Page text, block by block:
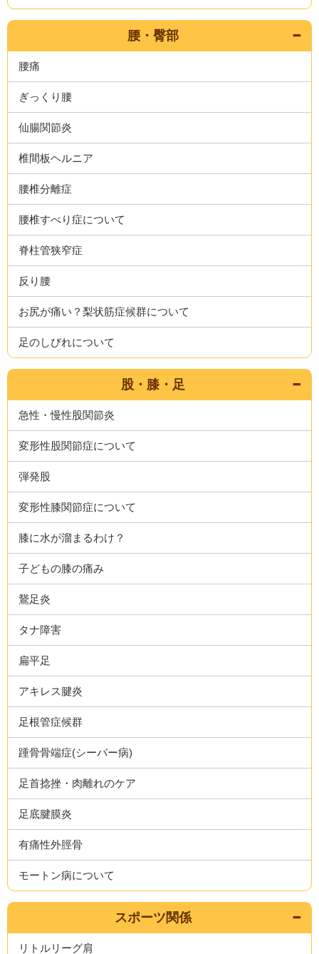
腰・臀部
腰痛
ぎっくり腰
仙腸関節炎
椎間板ヘルニア
腰椎分離症
腰椎すべり症について
脊柱管狭窄症
反り腰
お尻が痛い？梨状筋症候群について
足のしびれについて
股・膝・足
急性・慢性股関節炎
変形性股関節症について
弾発股
変形性膝関節症について
膝に水が溜まるわけ？
子どもの膝の痛み
鵞足炎
タナ障害
扁平足
アキレス腱炎
足根管症候群
踵骨骨端症(シーバー病)
足首捻挫・肉離れのケア
足底腱膜炎
有痛性外脛骨
モートン病について
スポーツ関係
リトルリーグ肩